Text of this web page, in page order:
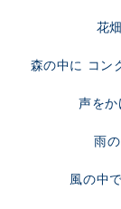
花
森の中に コン
声を
雨
風の中